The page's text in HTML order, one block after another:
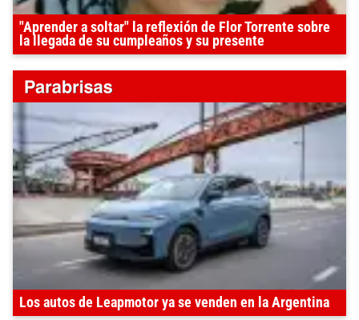
"Aprender a soltar" la reflexión de Flor Torrente sobre
la llegada de su cumpleaños y su presente
Los autos de Leapmotor ya se venden en la Argentina